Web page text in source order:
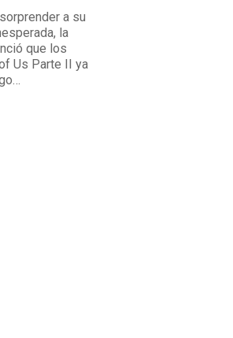
a su
la
que los
Us Parte II ya